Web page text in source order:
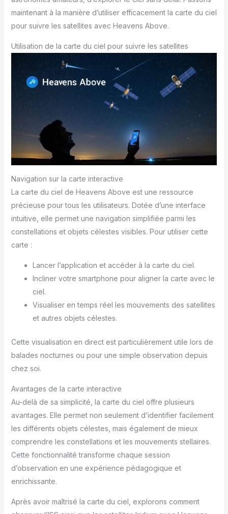
maintenant à la manière d’utiliser efficacement la carte du ciel
pour suivre les satellites avec Heavens Above.
Utilisation de la carte du ciel pour suivre les satellites
Navigation sur la carte interactive
La carte du ciel de Heavens Above est une ressource
précieuse pour tous les utilisateurs. Dotée d’une interface
intuitive, elle permet une navigation simplifiée parmi les
constellations et objets célestes visibles. Pour utiliser cette
carte :
Lancer l’application et accéder à la carte du ciel.
Incliner votre smartphone pour aligner la carte avec le
ciel.
Visualiser en temps réel les mouvements des satellites
et autres objets célestes.
Cette visualisation en direct est particulièrement utile lors de
balades nocturnes ou pour une simple observation depuis
chez soi.
Avantages de la carte interactive
Au-delà de sa simplicité, la carte du ciel offre plusieurs
avantages. Elle permet non seulement d’identifier facilement
les différents objets célestes, mais également de mieux
comprendre les constellations et les mouvements stellaires.
Cette fonctionnalité transforme chaque session
d’observation en une expérience pédagogique et
enrichissante.
Après avoir maîtrisé la carte du ciel, explorons comment